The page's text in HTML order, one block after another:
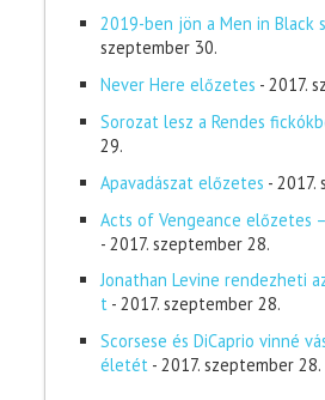
2019-ben jön a Men in Black
szeptember 30.
Never Here előzetes - 2017.
Sorozat lesz a Rendes
29.
Apavadászat előzetes - 2017.
Acts of Vengeance előzetes
- 2017. szeptember 28.
Jonathan Levine rendezheti
t - 2017. szeptember 28.
Scorsese és DiCaprio vinné
életét - 2017. szeptember 28.